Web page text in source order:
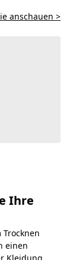
anschauen >
Ihre
einen